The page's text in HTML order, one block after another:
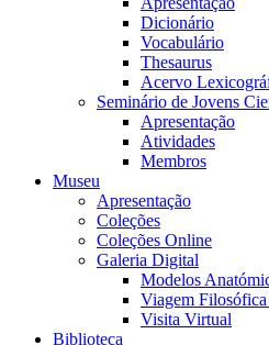
Dicionário
Vocabulário
Thesaurus
Acervo
Seminário de Jovens
Apresentação
Atividades
Membros
Museu
Apresentação
Coleções
Coleções Online
Galeria Digital
Modelos
Viagem
Visita Virtual
Biblioteca